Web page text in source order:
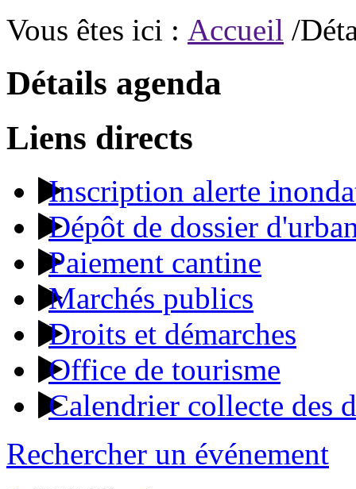
Vous êtes ici : Accueil /
Détails agenda
Liens directs
Inscription alerte
Dépôt de dossier
Paiement cantine
Marchés publics
Droits et démarches
Office de tourisme
Calendrier collecte des
Rechercher un événement